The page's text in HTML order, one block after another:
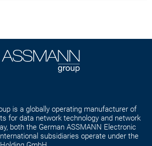
is a globally operating manufacturer of
for data network technology and network
both the German ASSMANN Electronic
subsidiaries operate under the